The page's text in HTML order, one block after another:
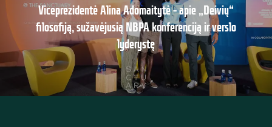
Viceprezidentė Alina Adomaitytė – apie „Deivių“
filosofiją, sužavėjusią NBPA konferenciją ir verslo
lyderystę